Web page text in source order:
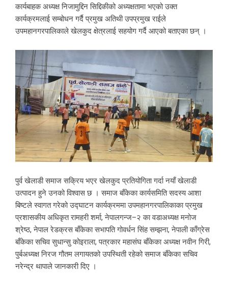
कार्यबाहक अध्यक्ष निजामुद्दिन सिद्दिकीको अध्यक्षतामा भएको उक्त
कार्यक्रमलाई सम्बोधन गर्दै प्रमुख अतिथी उपप्रमुख राईले
उपमहानगरपालिकाले खेलकुद क्षेत्रलाई सहयोग गर्दै आएको बताएका छन् ।
पुर्व खेलाडी समाज सक्रिय भएर खेलकुद प्रतियोगिता गर्दा नयाँ खेलाडी
उत्पादन हुने उनको विश्वास छ । समाज बाँकेका कार्यसमिति सदस्य आशा
बिष्टले स्वागत गरेको उद्घाटन कार्यक्रममा उपमहानगरपालिकाका प्रमुख
प्रशासकीय अधिकृत रामहरी शर्मा, नेपालगन्ज–२ का वडाअध्यक्ष मनोज
श्रेष्ठ, नेपाल रेडक्रस बाँकेका सभापति गोवर्धन सिंह सम्झना, नेपाली काँग्रेस
बाँकेका सचिव सुधान्सु कोइराला, पत्रकार महासंघ बाँकेका अध्यक्ष नवीन गिरी,
पुर्बअध्यक्ष निरज गौतम लगायतको उपस्थिती रहेको समाज बाँकेका सचिव
नरेन्द्र थापाले जानकारी दिए ।